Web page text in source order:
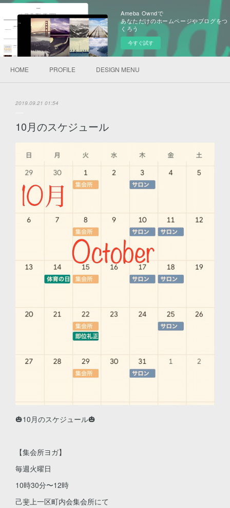
Ameba Owndで
あなただけのホームページやブログをつ
くろう
今すぐ試す
HOME PROFILE DESIGN MENU
2019.09.21 01:54
10月のスケジュール
🎃10月のスケジュール🎃
【集会所ヨガ】
毎週火曜日
10時30分〜12時
己斐上一区町内会集会所にて